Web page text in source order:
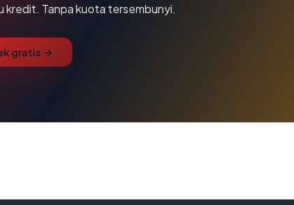
kredit. Tanpa kuota tersembunyi.
gratis →